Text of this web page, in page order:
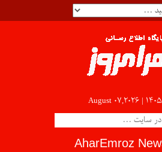
August 07,2026 | ۱۶
AharEmroz